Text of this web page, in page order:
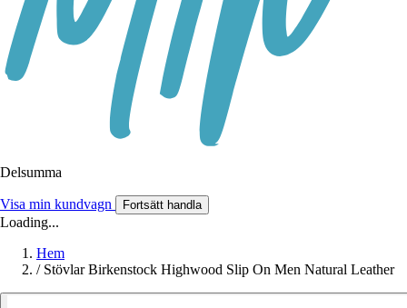
Delsumma
Visa min kundvagn Fortsätt handla
Loading...
Hem
/ Stövlar Birkenstock Highwood Slip On Men Natural Leather